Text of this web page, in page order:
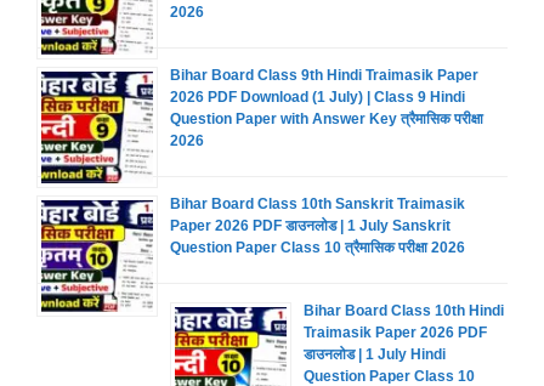
2026
Bihar Board Class 9th Hindi Traimasik Paper
2026 PDF Download (1 July) | Class 9 Hindi
Question Paper with Answer Key त्रैमासिक परीक्षा
2026
Bihar Board Class 10th Sanskrit Traimasik
Paper 2026 PDF डाउनलोड | 1 July Sanskrit
Question Paper Class 10 त्रैमासिक परीक्षा 2026
Bihar Board Class 10th Hindi
Traimasik Paper 2026 PDF
डाउनलोड | 1 July Hindi
Question Paper Class 10